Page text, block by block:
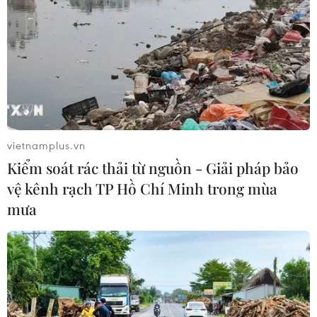
Play
Video
vietnamplus.vn
Kiểm soát rác thải từ nguồn - Giải pháp bảo
vệ kênh rạch TP Hồ Chí Minh trong mùa
mưa